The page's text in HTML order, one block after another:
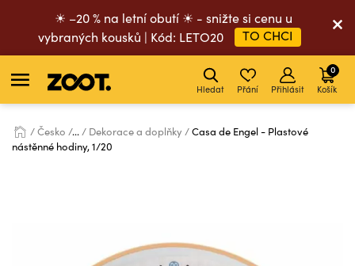
☀ –20 % na letní obutí ☀ - snižte si cenu u
vybraných kousků | Kód: LETO20
TO CHCI
Hledat Přání Přihlásit Košík
0
Česko ... Dekorace a doplňky
Casa de Engel - Plastové
nástěnné hodiny, 1/20